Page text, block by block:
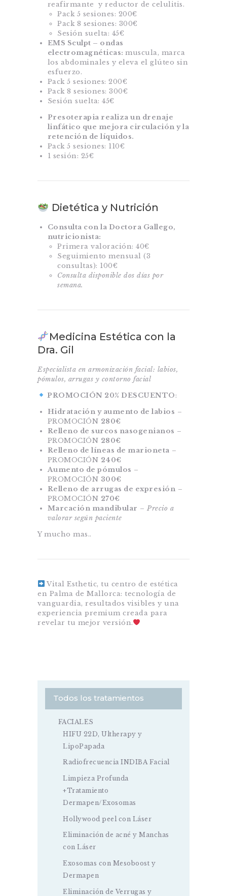
reafirmante y reductor de celulitis.
Pack 5 sesiones: 200€
Pack 8 sesiones: 300€
Sesión suelta: 45€
EMS Sculpt – ondas
electromagnéticas: muscula, marca
los abdominales y eleva el glúteo sin
esfuerzo.
Pack 5 sesiones: 200€
Pack 8 sesiones: 300€
Sesión suelta: 45€
Presoterapia realiza un drenaje
linfático que mejora circulación y la
retención de líquidos.
Pack 5 sesiones: 110€
1 sesión: 25€
Dietética y Nutrición
Consulta con la Doctora Gallego,
nutricionista:
Primera valoración: 40€
Seguimiento mensual (3
consultas): 100€
Consulta disponible dos días por
semana.
Medicina Estética con la
Dra. Gil
Especialista en armonización facial: labios,
pómulos, arrugas y contorno facial
PROMOCIÓN 20% DESCUENTO:
Hidratación y aumento de labios –
PROMOCIÓN 280€
Relleno de surcos nasogenianos –
PROMOCIÓN 280€
Relleno de líneas de marioneta –
PROMOCIÓN 240€
Aumento de pómulos –
PROMOCIÓN 300€
Relleno de arrugas de expresión –
PROMOCIÓN 270€
Marcación mandibular – Precio a
valorar según paciente
Y mucho mas..
Vital Esthetic, tu centro de estética
en Palma de Mallorca: tecnología de
vanguardia, resultados visibles y una
experiencia premium creada para
revelar tu mejor versión.
Todos los tratamientos
FACIALES
HIFU 22D, Ultherapy y
LipoPapada
Radiofrecuencia INDIBA Facial
Limpieza Profunda
+Tratamiento
Dermapen/Exosomas
Hollywood peel con Láser
Eliminación de acné y Manchas
con Láser
Exosomas con Mesoboost y
Dermapen
Eliminación de Verrugas y